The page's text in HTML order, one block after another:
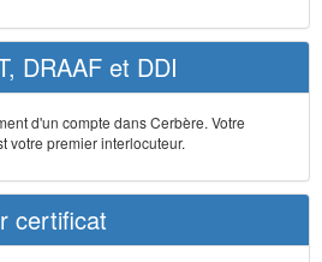
DRAAF et DDI
d'un compte dans Cerbère. Votre
votre premier interlocuteur.
certificat